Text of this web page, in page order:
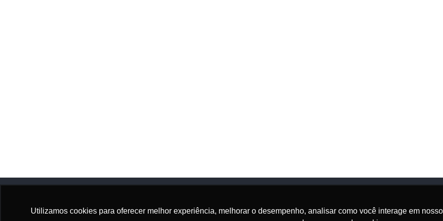
Utilizamos cookies para oferecer melhor experiência, melhorar o desempenho, analisar como você interage em
Onde Estamos